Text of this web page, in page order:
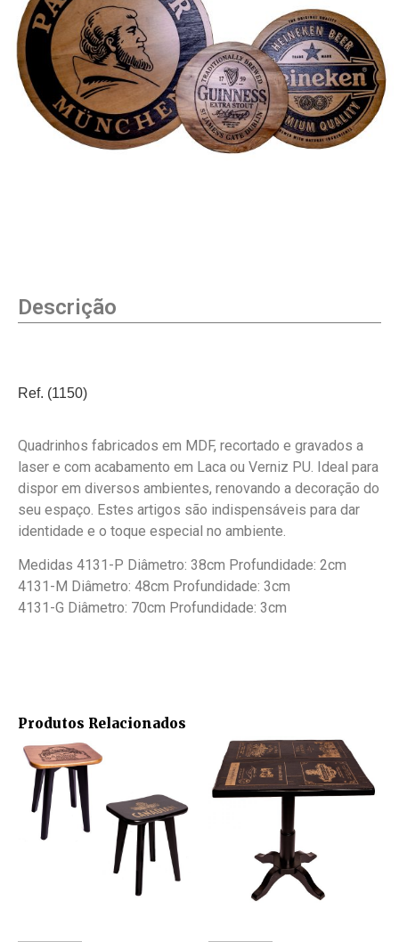
Descrição
Ref. (1150)
Quadrinhos fabricados em MDF, recortado e gravados a
laser e com acabamento em Laca ou Verniz PU. Ideal para
dispor em diversos ambientes, renovando a decoração do
seu espaço. Estes artigos são indispensáveis para dar
identidade e o toque especial no ambiente.
Medidas 4131-P Diâmetro: 38cm Profundidade: 2cm
4131-M Diâmetro: 48cm Profundidade: 3cm
4131-G Diâmetro: 70cm Profundidade: 3cm
Produtos Relacionados